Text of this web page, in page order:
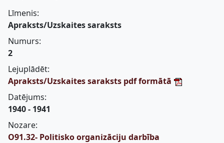
Līmenis:
Apraksts/Uzskaites saraksts
Numurs:
2
Lejuplādēt:
Apraksts/Uzskaites saraksts pdf formātā
Datējums:
1940 - 1941
Nozare:
O91.32- Politisko organizāciju darbība